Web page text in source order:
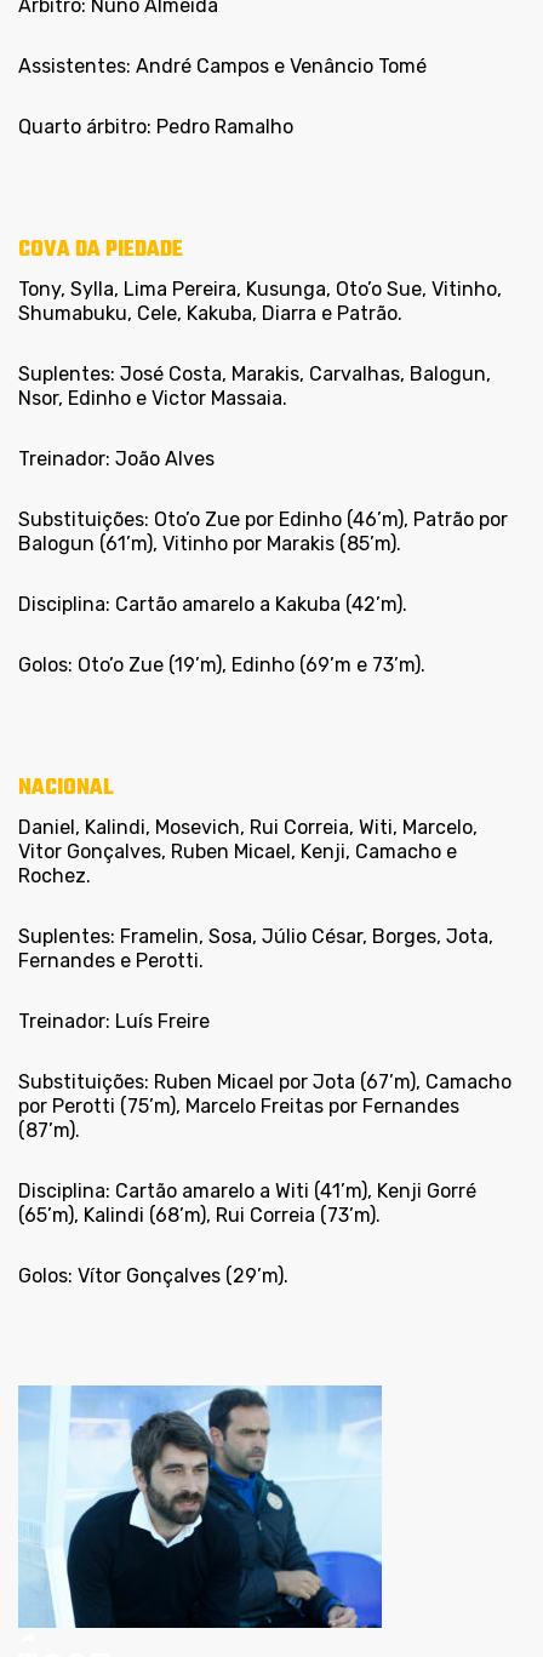
Árbitro: Nuno Almeida
Assistentes: André Campos e Venâncio Tomé
Quarto árbitro: Pedro Ramalho
COVA DA PIEDADE
Tony, Sylla, Lima Pereira, Kusunga, Oto’o Sue, Vitinho,
Shumabuku, Cele, Kakuba, Diarra e Patrão.
Suplentes: José Costa, Marakis, Carvalhas, Balogun,
Nsor, Edinho e Victor Massaia.
Treinador: João Alves
Substituições: Oto’o Zue por Edinho (46’m), Patrão por
Balogun (61’m), Vitinho por Marakis (85’m).
Disciplina: Cartão amarelo a Kakuba (42’m).
Golos: Oto’o Zue (19’m), Edinho (69’m e 73’m).
NACIONAL
Daniel, Kalindi, Mosevich, Rui Correia, Witi, Marcelo,
Vitor Gonçalves, Ruben Micael, Kenji, Camacho e
Rochez.
Suplentes: Framelin, Sosa, Júlio César, Borges, Jota,
Fernandes e Perotti.
Treinador: Luís Freire
Substituições: Ruben Micael por Jota (67’m), Camacho
por Perotti (75’m), Marcelo Freitas por Fernandes
(87’m).
Disciplina: Cartão amarelo a Witi (41’m), Kenji Gorré
(65’m), Kalindi (68’m), Rui Correia (73’m).
Golos: Vítor Gonçalves (29’m).